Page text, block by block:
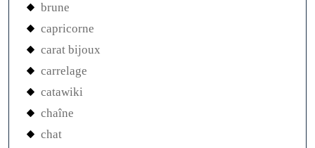
brune
capricorne
carat bijoux
carrelage
catawiki
chaîne
chat